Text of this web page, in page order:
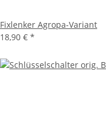
Fixlenker Agropa-Variant
18,90 € *